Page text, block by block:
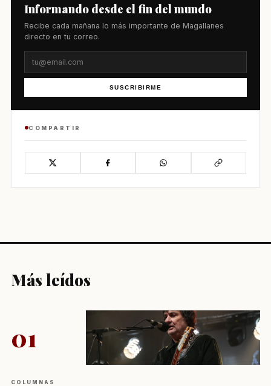
Informando desde el fin del mundo
Recibe cada mañana lo más importante de Magallanes
directo en tu correo.
SUSCRIBIRME
COMPARTIR
Más leídos
01
COLUMNAS